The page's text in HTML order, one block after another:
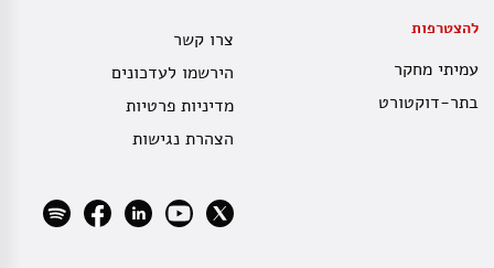
להצטרפות
עמיתי מחקר
בתר-דוקטורט
צרו קשר
הירשמו לעדכונים
מדיניות פרטיות
הצהרת נגישות